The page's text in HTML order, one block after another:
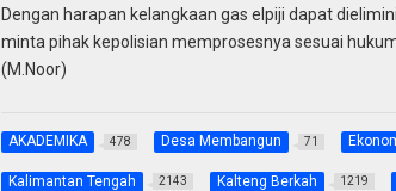
Dengan harapan kelangkaan gas elpiji dapat
minta pihak kepolisian memprosesnya sesuai
(M.Noor)
AKADEMIKA 478 Desa Membangun 71
Kalimantan Tengah 2143 Kalteng Berkah 1219